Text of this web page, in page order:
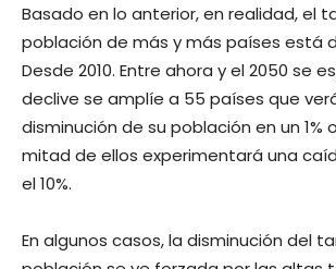
Basado en lo anterior, en realidad, el
población de más y más países está
Desde 2010. Entre ahora y el 2050 se
declive se amplíe a 55 países que
disminución de su población en un 1%
mitad de ellos experimentará una
el 10%.
En algunos casos, la disminución del